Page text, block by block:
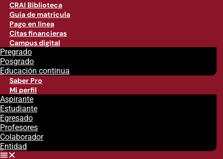
CRAI Biblioteca
Guía de matrícula
Pago en línea
Citas financieras
Campus digital
Pregrado
Posgrado
Educación continua
Saber Pro
Mi perfil
Aspirante
Estudiante
Egresado
Profesores
Colaborador
Entidad